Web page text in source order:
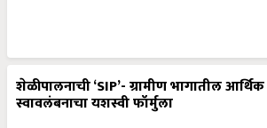
शेळीपालनाची ‘SIP’- ग्रामीण भागातील आर्थिक
स्वावलंबनाचा यशस्वी फॉर्मुला